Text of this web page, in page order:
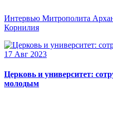
Интервью Митрополита
Корнилия
17 Авг 2023
Церковь и университет:
молодым